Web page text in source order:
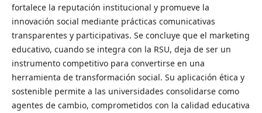
fortalece la reputación institucional y promueve la
innovación social mediante prácticas comunicativas
transparentes y participativas. Se concluye que el marketing
educativo, cuando se integra con la RSU, deja de ser un
instrumento competitivo para convertirse en una
herramienta de transformación social. Su aplicación ética y
sostenible permite a las universidades consolidarse como
agentes de cambio, comprometidos con la calidad educativa